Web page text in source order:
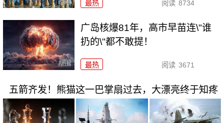
最热 阅读 8734
广岛核爆81年，高市早苗连\"谁
扔的\"都不敢提！
最热 阅读 3671
五箭齐发！熊猫这一巴掌扇过去，大漂亮终于知疼